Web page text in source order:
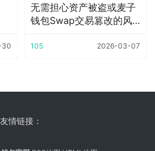
30
无需担心资产被盗或麦子
钱包Swap交易篡改的风
105 2026-03-07
友情链接：